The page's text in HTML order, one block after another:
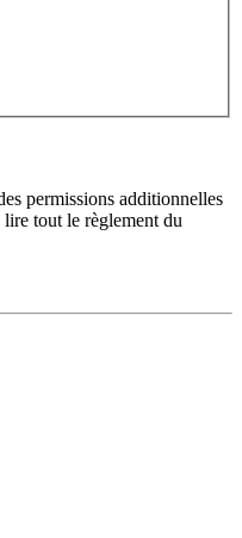
permissions additionnelles
tout le règlement du